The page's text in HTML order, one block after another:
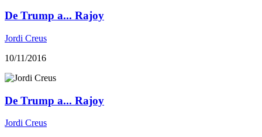
De Trump a... Rajoy
Jordi Creus
10/11/2016
De Trump a... Rajoy
Jordi Creus